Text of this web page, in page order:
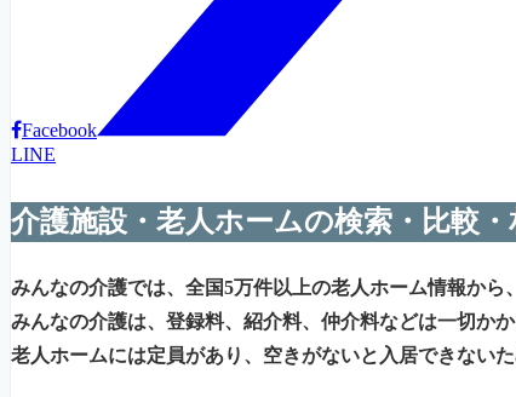
Facebook
LINE
介護施設・老人ホームの検索・比較
みんなの介護では、全国5万件以上の老人ホーム情報から
みんなの介護は、登録料、紹介料、仲介料などは一切か
老人ホームには定員があり、空きがないと入居できない